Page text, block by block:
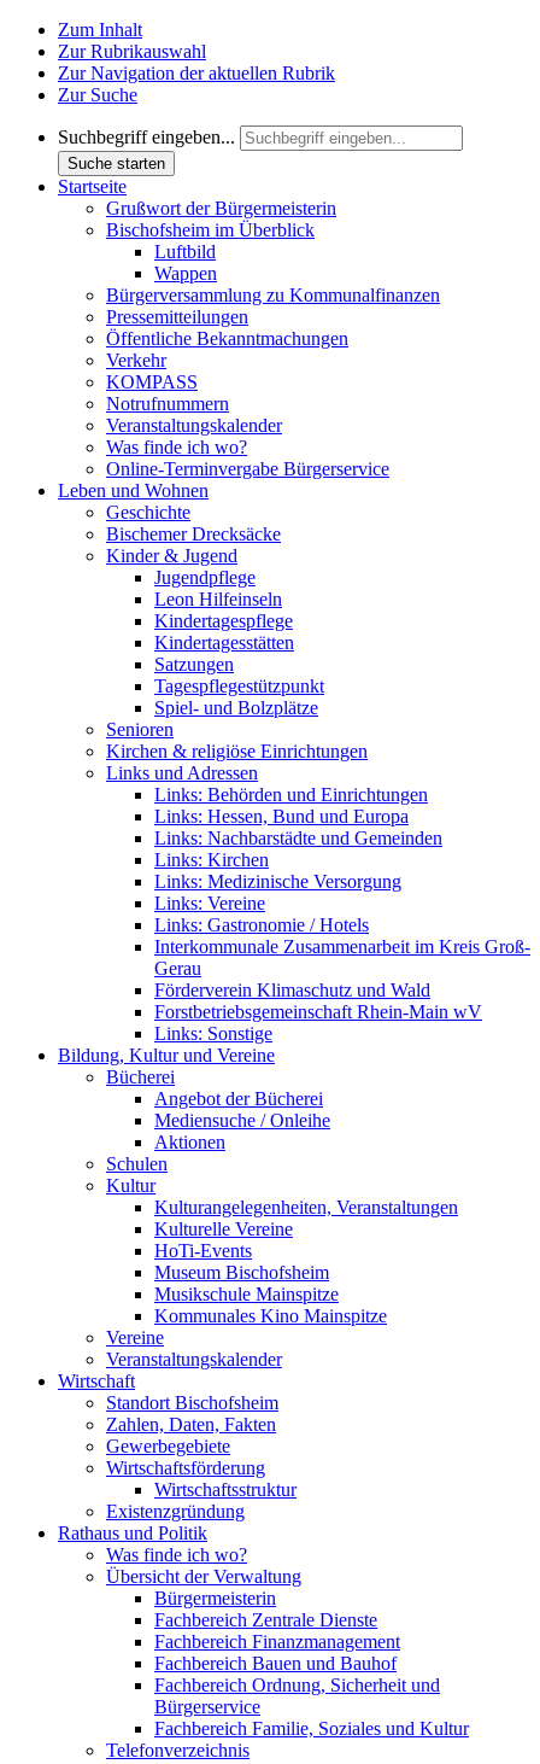
Zum Inhalt
Zur Rubrikauswahl
Zur Navigation der aktuellen Rubrik
Zur Suche
Suchbegriff eingeben...
Suche starten
Startseite
Grußwort der Bürgermeisterin
Bischofsheim im Überblick
Luftbild
Wappen
Bürgerversammlung zu Kommunalfinanzen
Pressemitteilungen
Öffentliche Bekanntmachungen
Verkehr
KOMPASS
Notrufnummern
Veranstaltungskalender
Was finde ich wo?
Online-Terminvergabe Bürgerservice
Leben und Wohnen
Geschichte
Bischemer Drecksäcke
Kinder & Jugend
Jugendpflege
Leon Hilfeinseln
Kindertagespflege
Kindertagesstätten
Satzungen
Tagespflegestützpunkt
Spiel- und Bolzplätze
Senioren
Kirchen & religiöse Einrichtungen
Links und Adressen
Links: Behörden und Einrichtungen
Links: Hessen, Bund und Europa
Links: Nachbarstädte und Gemeinden
Links: Kirchen
Links: Medizinische Versorgung
Links: Vereine
Links: Gastronomie / Hotels
Interkommunale Zusammenarbeit im Kreis Groß-
Gerau
Förderverein Klimaschutz und Wald
Forstbetriebsgemeinschaft Rhein-Main wV
Links: Sonstige
Bildung, Kultur und Vereine
Bücherei
Angebot der Bücherei
Mediensuche / Onleihe
Aktionen
Schulen
Kultur
Kulturangelegenheiten, Veranstaltungen
Kulturelle Vereine
HoTi-Events
Museum Bischofsheim
Musikschule Mainspitze
Kommunales Kino Mainspitze
Vereine
Veranstaltungskalender
Wirtschaft
Standort Bischofsheim
Zahlen, Daten, Fakten
Gewerbegebiete
Wirtschaftsförderung
Wirtschaftsstruktur
Existenzgründung
Rathaus und Politik
Was finde ich wo?
Übersicht der Verwaltung
Bürgermeisterin
Fachbereich Zentrale Dienste
Fachbereich Finanzmanagement
Fachbereich Bauen und Bauhof
Fachbereich Ordnung, Sicherheit und
Bürgerservice
Fachbereich Familie, Soziales und Kultur
Telefonverzeichnis